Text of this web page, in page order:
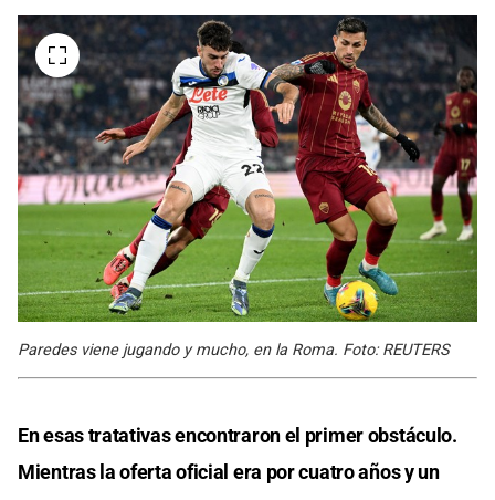
Paredes viene jugando y mucho, en la Roma. Foto: REUTERS
En esas tratativas encontraron el primer obstáculo.
Mientras la oferta oficial era por cuatro años y un